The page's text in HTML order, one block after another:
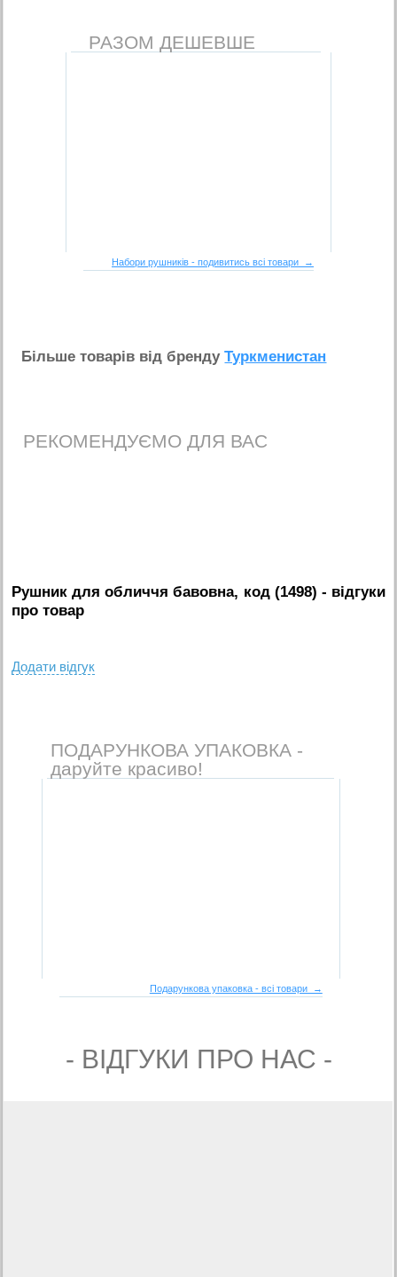
РАЗОМ ДЕШЕВШЕ
Набори рушників - подивитись всі товари →
Бiльше товарiв вiд брендуТуркменистан
РЕКОМЕНДУЄМО ДЛЯ ВАС
Рушник для обличчя бавовна, код (1498) - вiдгуки
про товар
Додати вiдгук
ПОДАРУНКОВА УПАКОВКА -
даруйте красиво!
Подарункова упаковка - всі товари →
- ВIДГУКИ ПРО НАС -